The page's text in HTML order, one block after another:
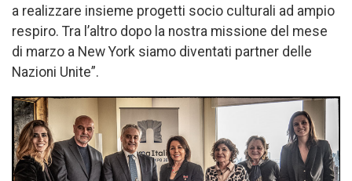
a realizzare insieme progetti socio culturali ad ampio
respiro. Tra l’altro dopo la nostra missione del mese
di marzo a New York siamo diventati partner delle
Nazioni Unite”.